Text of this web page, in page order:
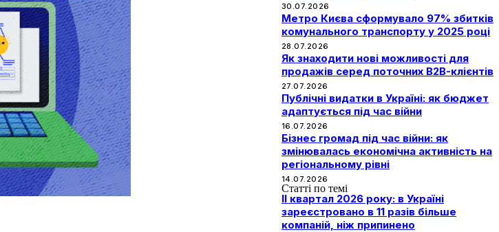
30.07.2026
Метро Києва сформувало 97% збитків
комунального транспорту у 2025 році
28.07.2026
Як знаходити нові можливості для
продажів серед поточних B2B-клієнтів
27.07.2026
Публічні видатки в Україні: як бюджет
адаптується під час війни
16.07.2026
Бізнес громад під час війни: як
змінювалась економічна активність на
регіональному рівні
14.07.2026
Статті по темі
II квартал 2026 року: в Україні
зареєстровано в 11 разів більше
компаній, ніж припинено